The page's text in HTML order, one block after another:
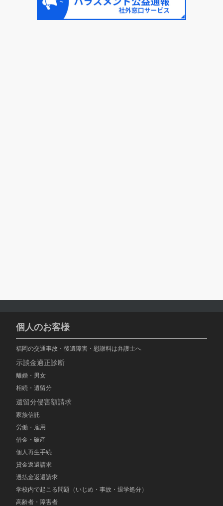
個人のお客様
福岡の交通事故・後遺障害・慰謝料は弁護士へ
示談金適正診断
離婚・男女
相続・遺留分
遺留分侵害額請求
家族信託
労働・雇用
借金・破産
個人再生手続
貸金返還請求
過払金返還請求
学校内で起こる問題（いじめ・事故・退学処分）
高齢者・障害者